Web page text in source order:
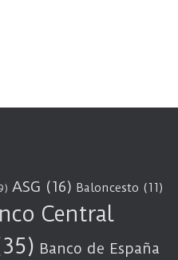
ASG (16) Baloncesto (11)
Central
Banco de España